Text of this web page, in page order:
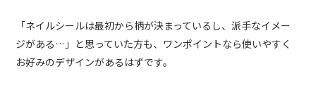
「ネイルシールは最初から柄が決まっているし、派手なイメー
ジがある…」と思っていた方も、ワンポイントなら使いやすく
お好みのデザインがあるはずです。